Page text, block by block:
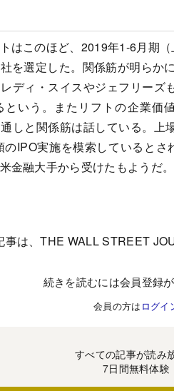
はこのほど、2019年1-6月期
を選定した。関係筋が明らか
ディ・スイスやジェフリー
という。またリフトの企業価
しと関係筋は話している。上
のIPO実施を模索していると
金融大手から受けたもようだ。
事は、THE WALL STREET
続きを読むには会員登録が
会員の方は ログイ
すべての記事が読み
7日間無料体験